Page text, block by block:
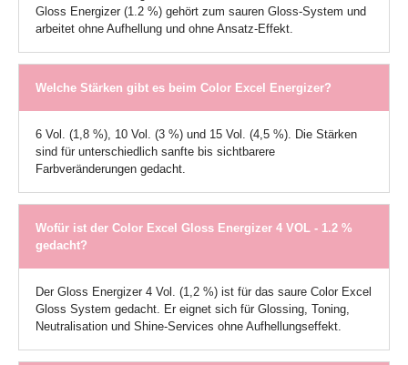
Gloss Energizer (1.2 %) gehört zum sauren Gloss-System und
arbeitet ohne Aufhellung und ohne Ansatz-Effekt.
Welche Stärken gibt es beim Color Excel Energizer?
6 Vol. (1,8 %), 10 Vol. (3 %) und 15 Vol. (4,5 %). Die Stärken
sind für unterschiedlich sanfte bis sichtbarere
Farbveränderungen gedacht.
Wofür ist der Color Excel Gloss Energizer 4 VOL - 1.2 %
gedacht?
Der Gloss Energizer 4 Vol. (1,2 %) ist für das saure Color Excel
Gloss System gedacht. Er eignet sich für Glossing, Toning,
Neutralisation und Shine-Services ohne Aufhellungseffekt.